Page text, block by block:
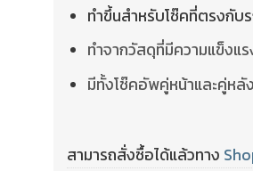
ทำขึ้นสำหรับโช๊คที่ตรงกับ
ทำจากวัสดุที่มีความแข็งแ
มีทั้งโช๊คอัพคู่หน้าและคู่หลัง
สามารถสั่งซื้อได้แล้วทาง